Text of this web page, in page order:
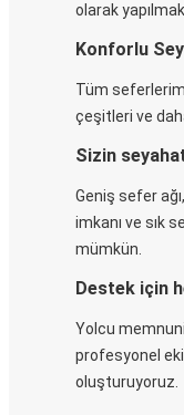
olarak
Konforlu
Tüm
çeşitleri ve
Sizin
Geniş sefer
imkanı ve sık
mümkün.
Destek için
Yolcu
profesyonel
oluşturuyoruz.